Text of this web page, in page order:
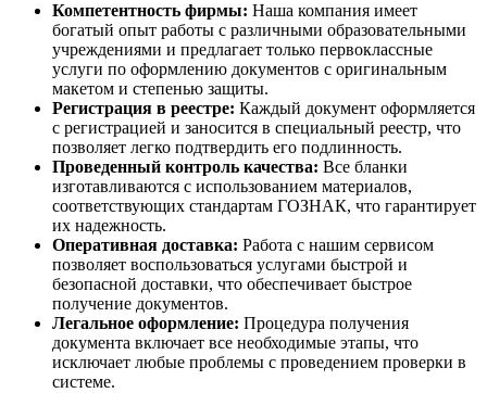
Компетентность фирмы: Наша компания имеет
богатый опыт работы с различными образовательными
учреждениями и предлагает только первоклассные
услуги по оформлению документов с оригинальным
макетом и степенью защиты.
Регистрация в реестре: Каждый документ оформляется
с регистрацией и заносится в специальный реестр, что
позволяет легко подтвердить его подлинность.
Проведенный контроль качества: Все бланки
изготавливаются с использованием материалов,
соответствующих стандартам ГОЗНАК, что гарантирует
их надежность.
Оперативная доставка: Работа с нашим сервисом
позволяет воспользоваться услугами быстрой и
безопасной доставки, что обеспечивает быстрое
получение документов.
Легальное оформление: Процедура получения
документа включает все необходимые этапы, что
исключает любые проблемы с проведением проверки в
системе.